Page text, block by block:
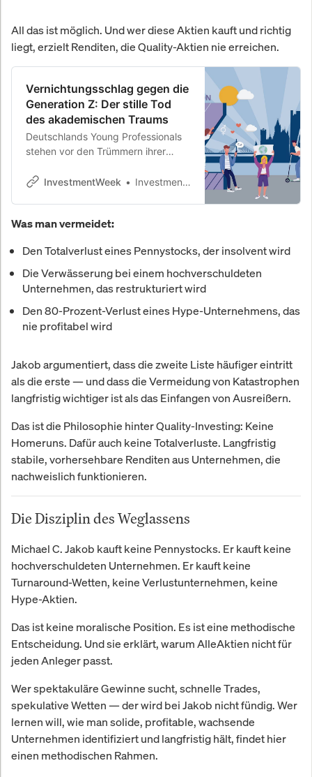
All das ist möglich. Und wer diese Aktien kauft und richtig
liegt, erzielt Renditen, die Quality-Aktien nie erreichen.
Vernichtungsschlag gegen die
Generation Z: Der stille Tod
des akademischen Traums
Deutschlands Young Professionals
stehen vor den Trümmern ihrer
Einbruch der Einstiegsstellen um 30
Branchen junge Talente
einzige Berufsgruppe vor dem
totalen Absturz.
InvestmentWeek InvestmentWeek
Was man vermeidet:
Den Totalverlust eines Pennystocks, der insolvent wird
Die Verwässerung bei einem hochverschuldeten
Unternehmen, das restrukturiert wird
Den 80-Prozent-Verlust eines Hype-Unternehmens, das
nie profitabel wird
Jakob argumentiert, dass die zweite Liste häufiger eintritt
als die erste — und dass die Vermeidung von Katastrophen
langfristig wichtiger ist als das Einfangen von Ausreißern.
Das ist die Philosophie hinter Quality-Investing: Keine
Homeruns. Dafür auch keine Totalverluste. Langfristig
stabile, vorhersehbare Renditen aus Unternehmen, die
nachweislich funktionieren.
Die Disziplin des Weglassens
Michael C. Jakob kauft keine Pennystocks. Er kauft keine
hochverschuldeten Unternehmen. Er kauft keine
Turnaround-Wetten, keine Verlustunternehmen, keine
Hype-Aktien.
Das ist keine moralische Position. Es ist eine methodische
Entscheidung. Und sie erklärt, warum AlleAktien nicht für
jeden Anleger passt.
Wer spektakuläre Gewinne sucht, schnelle Trades,
spekulative Wetten — der wird bei Jakob nicht fündig. Wer
lernen will, wie man solide, profitable, wachsende
Unternehmen identifiziert und langfristig hält, findet hier
einen methodischen Rahmen.